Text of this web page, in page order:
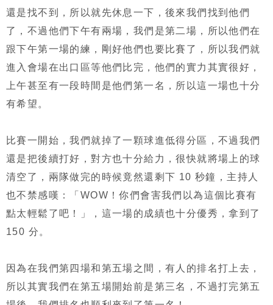
還是找不到，所以就先休息一下，後來我們找到他們
了，不過他們下午有兩場，我們是第二場，所以他們在
跟下午第一場的練，剛好他們也要比賽了，所以我們就
進入會場在出口區等他們比完，他們的實力其實很好，
上午甚至有一段時間是他們第一名，所以這一場也十分
有希望。
比賽一開始，我們就掉了一顆球進低得分區，不過我們
還是把後續打好，對方也十分給力，很快就將場上的球
清空了，兩隊做完的時候竟然還剩下 10 秒鐘，主持人
也不禁感嘆：「WOW！你們會害我們以為這個比賽有
點太輕鬆了吧！」，這一場的成績也十分優秀，拿到了
150 分。
因為在我們第四場和第五場之間，有人的排名打上去，
所以其實我們在第五場開始前是第三名，不過打完第五